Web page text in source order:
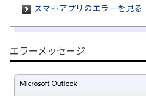
履歴・お気に入り
お知らせ
NTTドコモビジネスのお客さ
まはこちら
スマホアプリのエラーを見る
エラーメッセージ